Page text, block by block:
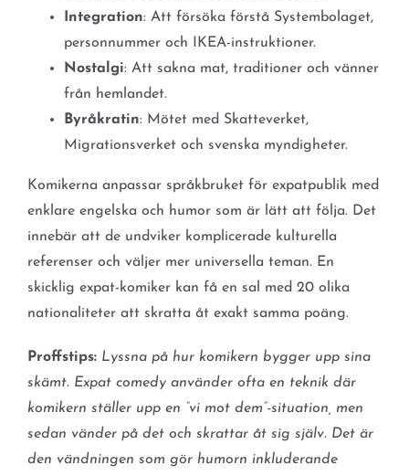
Integration: Att försöka förstå Systembolaget,
personnummer och IKEA-instruktioner.
Nostalgi: Att sakna mat, traditioner och vänner
från hemlandet.
Byråkratin: Mötet med Skatteverket,
Migrationsverket och svenska myndigheter.
Komikerna anpassar språkbruket för expatpublik med
enklare engelska och humor som är lätt att följa. Det
innebär att de undviker komplicerade kulturella
referenser och väljer mer universella teman. En
skicklig expat-komiker kan få en sal med 20 olika
nationaliteter att skratta åt exakt samma poäng.
Proffstips: Lyssna på hur komikern bygger upp sina
skämt. Expat comedy använder ofta en teknik där
komikern ställer upp en “vi mot dem”-situation, men
sedan vänder på det och skrattar åt sig själv. Det är
den vändningen som gör humorn inkluderande